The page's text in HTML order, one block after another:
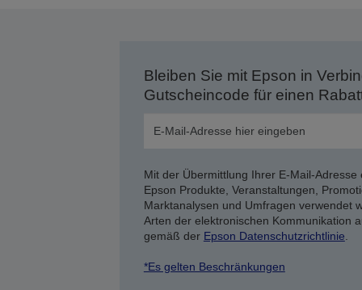
Bleiben Sie mit Epson in
Gutscheincode für einen
Mit der Übermittlung Ihrer E-Mail-
Epson Produkte, Veranstaltungen,
Marktanalysen und Umfragen verwendet
Arten der elektronischen Kommunikation
gemäß der Epson Datenschutzrichtlinie
*Es gelten Beschränkungen